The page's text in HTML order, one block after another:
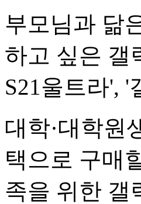
부모님과 닮
하고 싶은 갤
S21울트라', '
대학·대학원
택으로 구매
족을 위한 갤